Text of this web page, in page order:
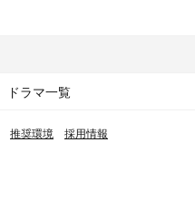
ドラマ一覧
推奨環境 採用情報